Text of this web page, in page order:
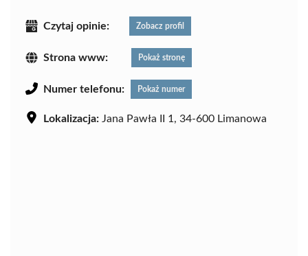
Czytaj opinie: Zobacz profil
Strona www: Pokaż stronę
Numer telefonu: Pokaż numer
Lokalizacja: Jana Pawła II 1, 34-600 Limanowa